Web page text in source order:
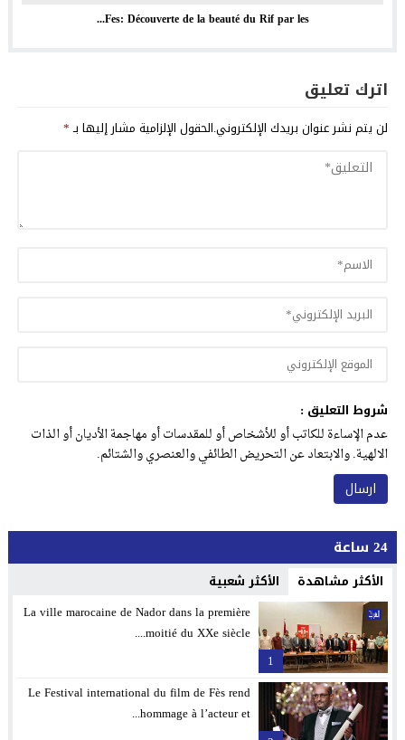
Fes: Découverte de la beauté du Rif par les...
اترك تعليق
لن يتم نشر عنوان بريدك الإلكتروني.الحقول الإلزامية مشار إليها بـ*
شروط التعليق :
عدم الإساءة للكاتب أو للأشخاص أو للمقدسات أو مهاجمة الأديان أو الذات
الالهية. والابتعاد عن التحريض الطائفي والعنصري والشتائم.
24 ساعة
الأكثر مشاهدة الأكثر شعبية
1
La ville marocaine de Nador dans la première
moitié du XXe siècle....
Le Festival international du film de Fès rend
hommage à l’acteur et...